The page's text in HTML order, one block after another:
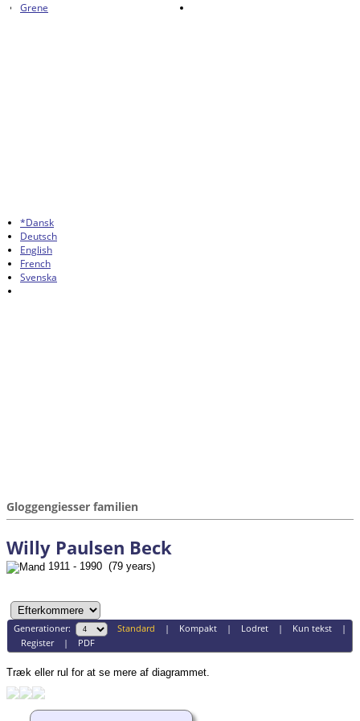
Grene
*Dansk
Deutsch
English
French
Svenska
Gloggengiesser familien
Willy Paulsen Beck
1911 - 1990 (79 years)
Generationer: Standard | Kompakt| Lodret| Kun tekst|
Register| PDF
Træk eller rul for at se mere af diagrammet.